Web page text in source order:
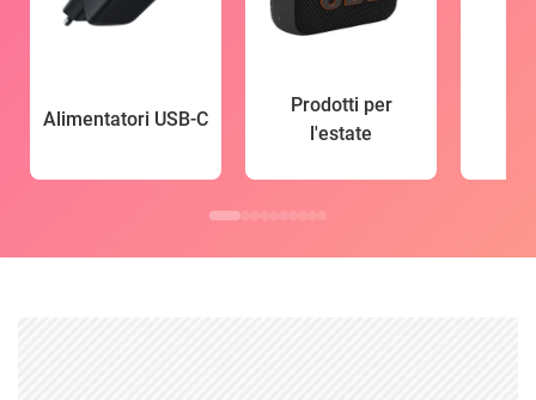
Alimentatori USB-C
Prodotti per
l'estate